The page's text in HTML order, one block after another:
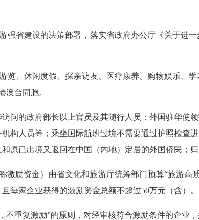
省建设的决策部署，落实省政府办公厅《关于进
览、休闲度假、探亲访友、医疗康养、购物娱乐、
澳台同胞。
问的政府部长以上官员及其随行人员；外国驻华使
构人员等；乘坐国际航班过境不需要通过护照检
原已出境又返回在中国（内地）定居的外国侨民；
激励资金）由省文化和旅游厅统筹部门预算“旅游
每家企业获得的激励资金总额不超过50万元（含）。
不重复激励”的原则，对经审核符合激励条件的企业